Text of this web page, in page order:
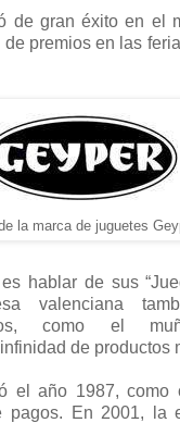
de gran éxito en el
premios en las
de la marca de juguetes
hablar de sus
valenciana
como el
de productos
el año 1987, como
pagos. En 2001, la